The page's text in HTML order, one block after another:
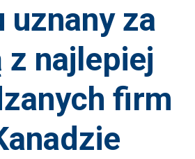
uznany za
z najlepiej
firm